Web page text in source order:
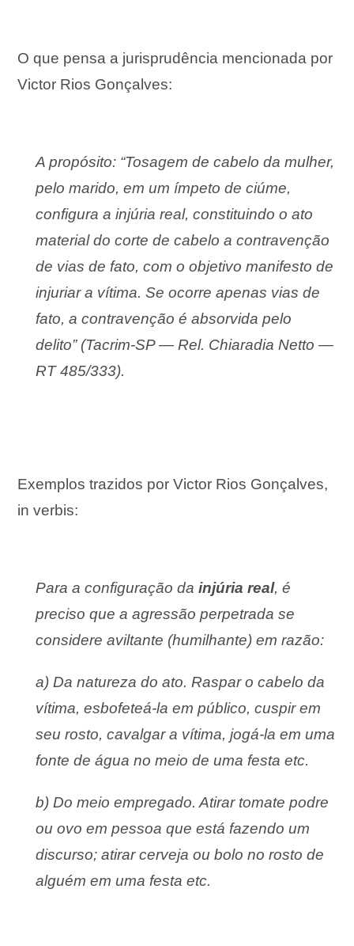
O que pensa a jurisprudência mencionada por
Victor Rios Gonçalves:
A propósito: “Tosagem de cabelo da mulher,
pelo marido, em um ímpeto de ciúme,
configura a injúria real, constituindo o ato
material do corte de cabelo a contravenção
de vias de fato, com o objetivo manifesto de
injuriar a vítima. Se ocorre apenas vias de
fato, a contravenção é absorvida pelo
delito” (Tacrim-SP — Rel. Chiaradia Netto —
RT 485/333).
Exemplos trazidos por Victor Rios Gonçalves,
in verbis:
Para a configuração dainjúria real, é
preciso que a agressão perpetrada se
considere aviltante (humilhante) em razão:
a) Da natureza do ato. Raspar o cabelo da
vítima, esbofeteá-la em público, cuspir em
seu rosto, cavalgar a vítima, jogá-la em uma
fonte de água no meio de uma festa etc.
b) Do meio empregado. Atirar tomate podre
ou ovo em pessoa que está fazendo um
discurso; atirar cerveja ou bolo no rosto de
alguém em uma festa etc.